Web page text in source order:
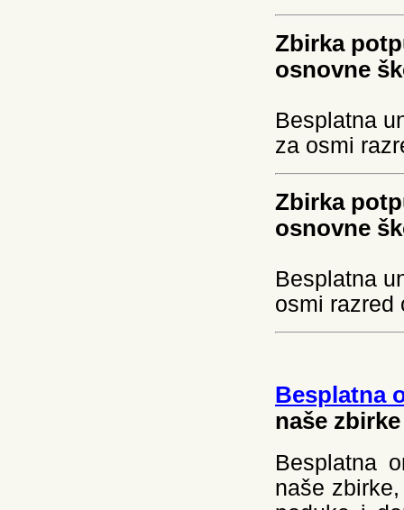
Zbirka
osnovne
Besplatna
za osmi
Zbirka
osnovne
Besplatna
osmi razred
Besplatna
naše zbirke
Besplatna
naše